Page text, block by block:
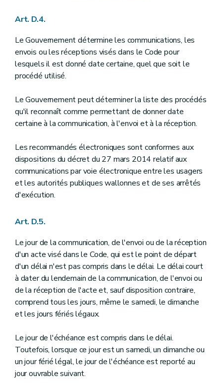
Art. D.4.
Le Gouvernement détermine les communications, les
envois ou les réceptions visés dans le Code pour
lesquels il est donné date certaine, quel que soit le
procédé utilisé.
Le Gouvernement peut déterminer la liste des procédés
qu'il reconnaît comme permettant de donner date
certaine à la communication, à l'envoi et à la réception.
Les recommandés électroniques sont conformes aux
dispositions du décret du 27 mars 2014 relatif aux
communications par voie électronique entre les usagers
et les autorités publiques wallonnes et de ses arrêtés
d'exécution.
Art. D.5.
Le jour de la communication, de l'envoi ou de la réception
d'un acte visé dans le Code, qui est le point de départ
d'un délai n'est pas compris dans le délai. Le délai court
à dater du lendemain de la communication, de l'envoi ou
de la réception de l'acte et, sauf disposition contraire,
comprend tous les jours, même le samedi, le dimanche
et les jours fériés légaux.
Le jour de l'échéance est compris dans le délai.
Toutefois, lorsque ce jour est un samedi, un dimanche ou
un jour férié légal, le jour de l'échéance est reporté au
jour ouvrable suivant.